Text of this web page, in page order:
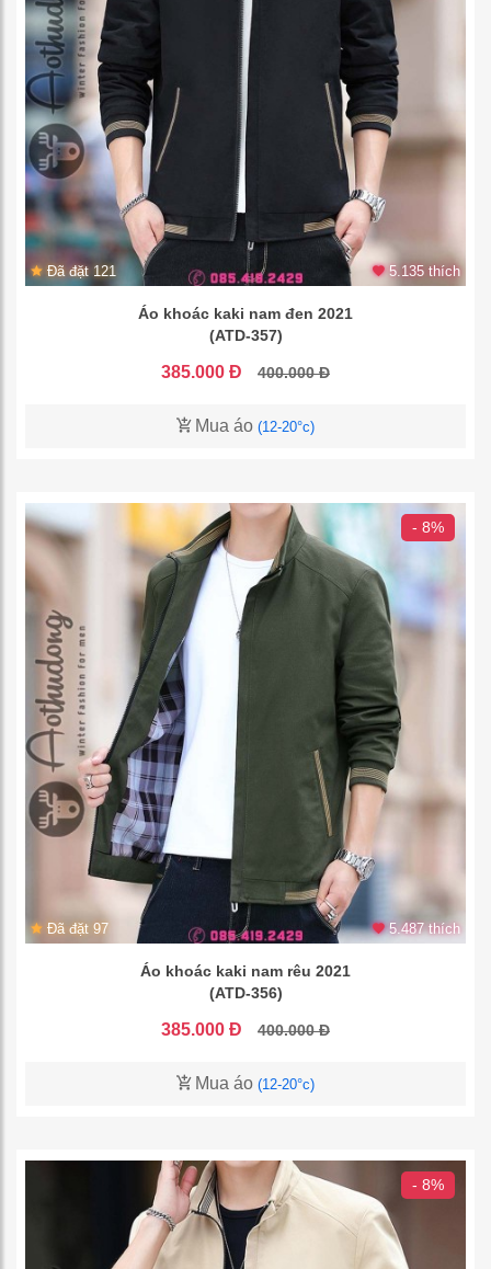
Đã đặt 121 5.135 thích
Áo khoác kaki nam đen 2021
(ATD-357)
385.000 Đ 400.000 Đ
Mua áo (12-20°c)
- 8%
Đã đặt 97 5.487 thích
Áo khoác kaki nam rêu 2021
(ATD-356)
385.000 Đ 400.000 Đ
Mua áo (12-20°c)
- 8%